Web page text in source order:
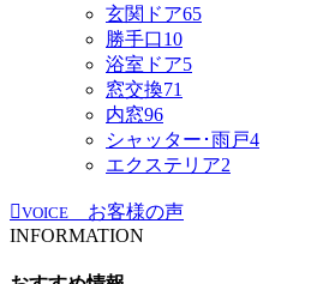
玄関ドア65
勝手口10
浴室ドア5
窓交換71
内窓96
シャッター･雨戸4
エクステリア2
VOICE
お客様の声
INFORMATION